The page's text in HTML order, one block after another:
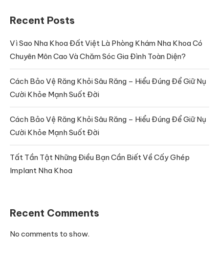
Recent Posts
Vì Sao Nha Khoa Đất Việt Là Phòng Khám Nha Khoa Có
Chuyên Môn Cao Và Chăm Sóc Gia Đình Toàn Diện?
Cách Bảo Vệ Răng Khỏi Sâu Răng – Hiểu Đúng Để Giữ Nụ
Cười Khỏe Mạnh Suốt Đời
Cách Bảo Vệ Răng Khỏi Sâu Răng – Hiểu Đúng Để Giữ Nụ
Cười Khỏe Mạnh Suốt Đời
Tất Tần Tật Những Điều Bạn Cần Biết Về Cấy Ghép
Implant Nha Khoa
Recent Comments
No comments to show.